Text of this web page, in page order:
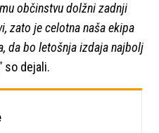
občinstvu dolžni zadnji
zato je celotna naša ekipa
da bo letošnja izdaja najbolj
so dejali.